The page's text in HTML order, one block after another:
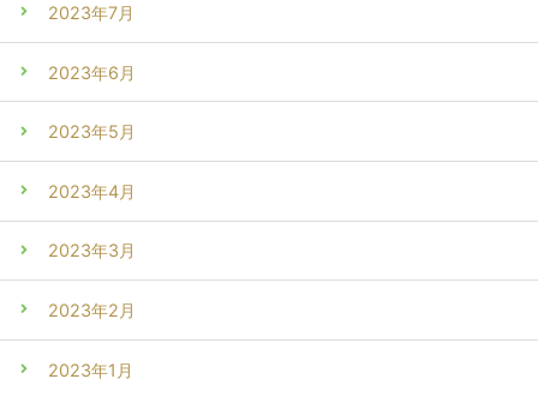
2023年7月
2023年6月
2023年5月
2023年4月
2023年3月
2023年2月
2023年1月